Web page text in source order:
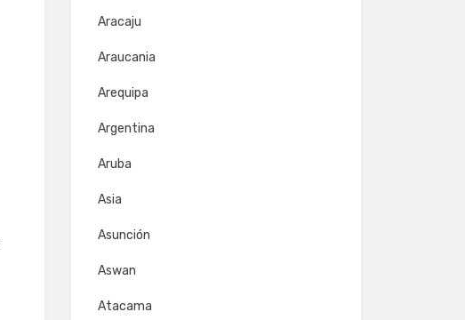
Aracaju
Araucania
Arequipa
Argentina
Aruba
Asia
Asunción
Aswan
Atacama